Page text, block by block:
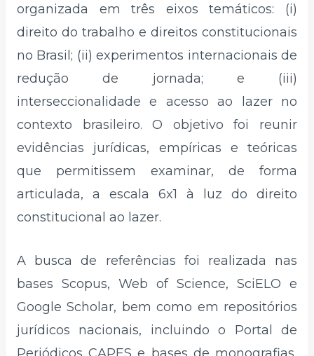
organizada em três eixos temáticos: (i)
direito do trabalho e direitos constitucionais
no Brasil; (ii) experimentos internacionais de
redução de jornada; e (iii)
interseccionalidade e acesso ao lazer no
contexto brasileiro. O objetivo foi reunir
evidências jurídicas, empíricas e teóricas
que permitissem examinar, de forma
articulada, a escala 6x1 à luz do direito
constitucional ao lazer.
A busca de referências foi realizada nas
bases Scopus, Web of Science, SciELO e
Google Scholar, bem como em repositórios
jurídicos nacionais, incluindo o Portal de